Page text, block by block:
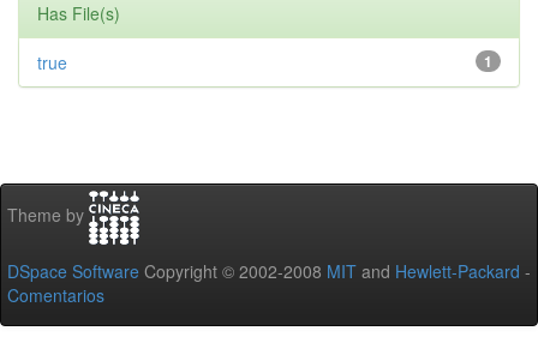
Has File(s)
1
true
Theme by
DSpace Software Copyright © 2002-2008 MIT and Hewlett-Packard -
Comentarios